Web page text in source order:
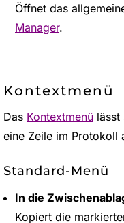
Öffnet das
Manager.
Kontextmenü
Das Kontextmenü lässt
eine Zeile im Protokoll
Standard-Menü
In die
Kopiert die